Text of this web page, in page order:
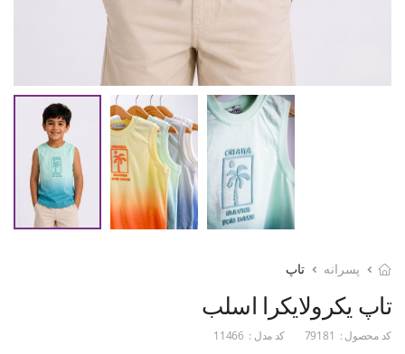
پسرانه تاپ
تاپ یکرولایکرا اسلب
کد محصول : 79181 کد مدل : 11466